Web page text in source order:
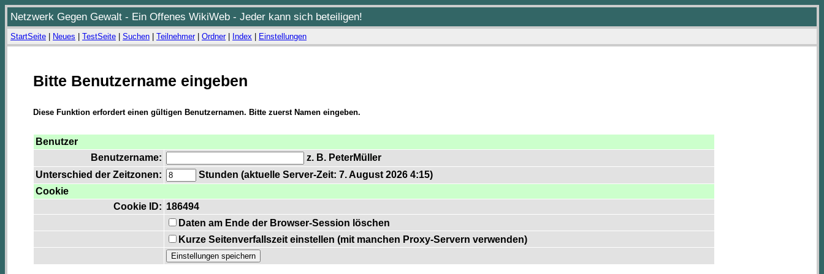
Netzwerk Gegen Gewalt - Ein Offenes WikiWeb - Jeder kann sich beteiligen!
StartSeite Neues TestSeite Suchen Teilnehmer| Ordner| Index Einstellungen
Bitte Benutzername eingeben
Diese Funktion erfordert einen gültigen Benutzernamen. Bitte zuerst Namen eingeben.
Benutzer
Benutzername:
z. B. PeterMüller
Unterschied der Zeitzonen:
Stunden (aktuelle Server-Zeit: 7. August 2026 4:15)
Cookie
Cookie ID: 186494
Daten am Ende der Browser-Session löschen
Kurze Seitenverfallszeit einstellen (mit manchen Proxy-Servern verwenden)